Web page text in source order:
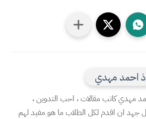
احمد مهدي
مهدي كاتب مقالات ، احب التدوين ،
جهد ان اقدم لكل الطلاب ما هو مفيد لهم